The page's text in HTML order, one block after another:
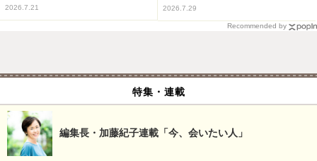
2026.7.21 2026.7.29
Recommended by
特集・連載
編集長・加藤紀子連載「今、会いたい人」